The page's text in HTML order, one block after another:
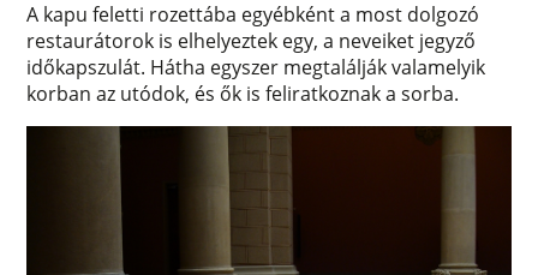
A kapu feletti rozettába egyébként a most dolgozó
restaurátorok is elhelyeztek egy, a neveiket jegyző
időkapszulát. Hátha egyszer megtalálják valamelyik
korban az utódok, és ők is feliratkoznak a sorba.